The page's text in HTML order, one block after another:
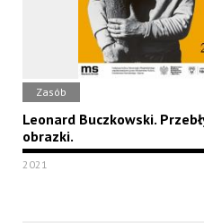
Zasób
Leonard Buczkowski.
obrazki.
2021